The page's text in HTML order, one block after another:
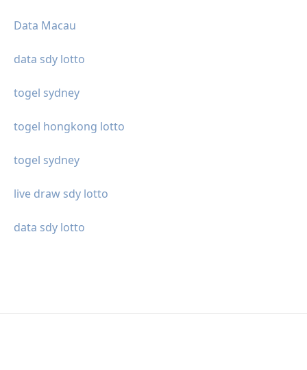
Data Macau
data sdy lotto
togel sydney
togel hongkong lotto
togel sydney
live draw sdy lotto
data sdy lotto